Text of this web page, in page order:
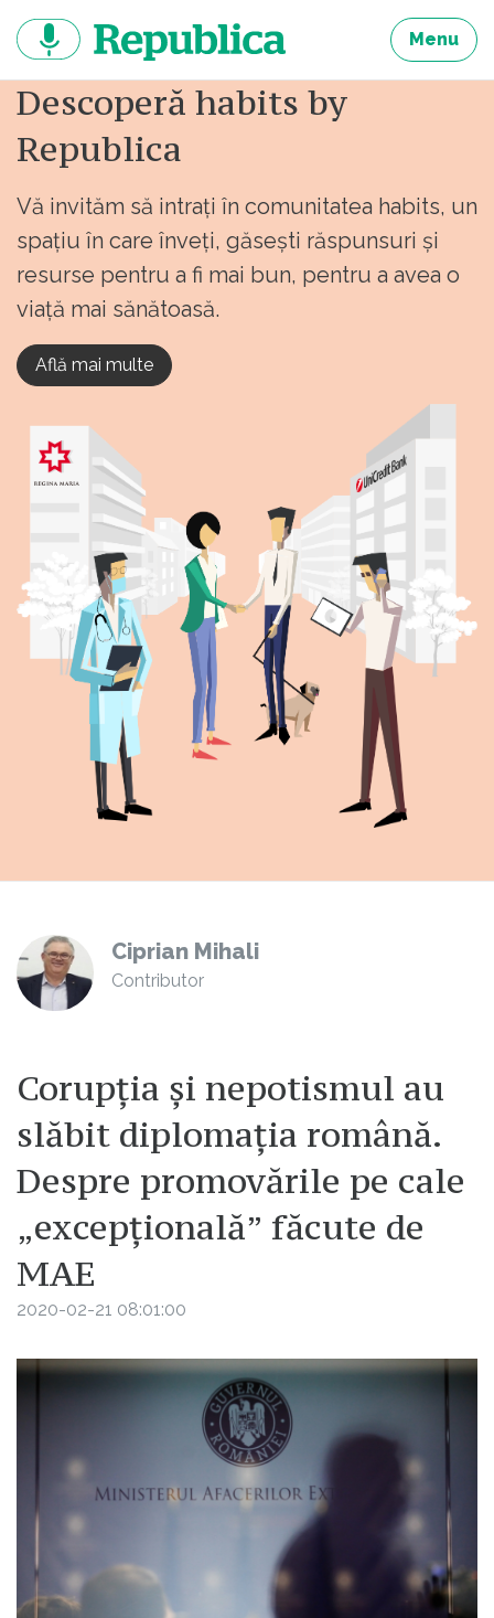
continut
Menu
Descoperă habits by
Republica
Vă invităm să intrați în comunitatea habits, un
spațiu în care înveți, găsești răspunsuri și
resurse pentru a fi mai bun, pentru a avea o
viață mai sănătoasă.
Află mai multe
Ciprian Mihali
Contributor
Corupția și nepotismul au
slăbit diplomația română.
Despre promovările pe cale
„excepțională” făcute de
MAE
2020-02-21 08:01:00